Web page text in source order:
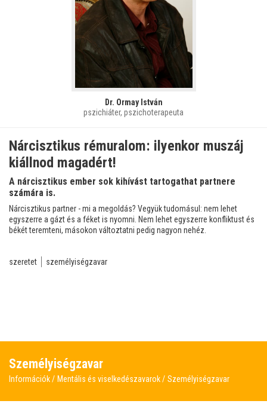
Dr. Ormay István
pszichiáter, pszichoterapeuta
Nárcisztikus rémuralom: ilyenkor muszáj
kiállnod magadért!
A nárcisztikus ember sok kihívást tartogathat partnere
számára is.
Nárcisztikus partner - mi a megoldás? Vegyük tudomásul: nem lehet
egyszerre a gázt és a féket is nyomni. Nem lehet egyszerre konfliktust és
békét teremteni, másokon változtatni pedig nagyon nehéz.
szeretet személyiségzavar
Személyiségzavar
Információk Mentális és viselkedészavarok Személyiségzavar